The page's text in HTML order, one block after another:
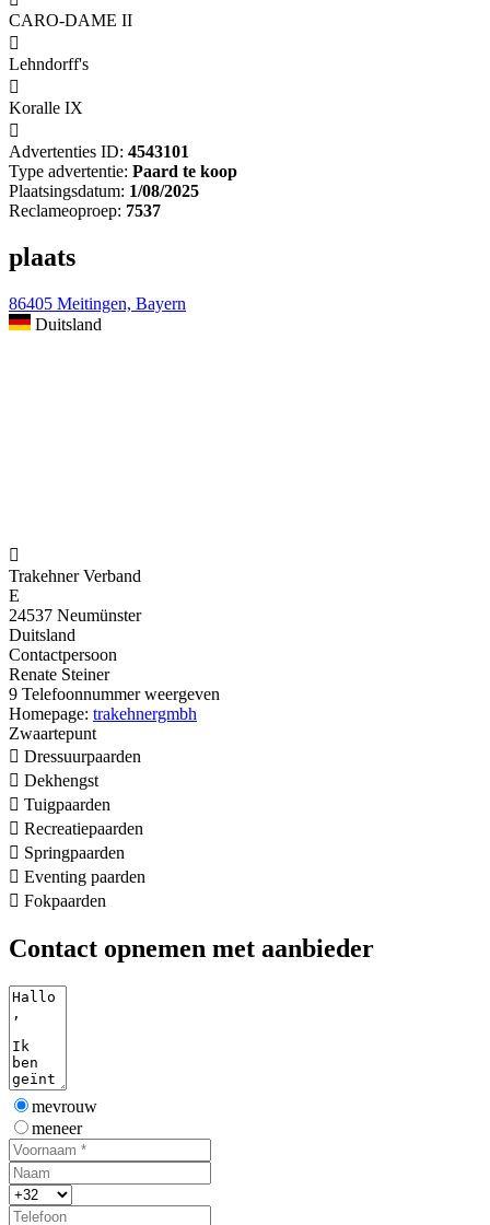
CARO-DAME II

Lehndorff's

Koralle IX

Advertenties ID: 4543101
Type advertentie: Paard te koop
Plaatsingsdatum: 1/08/2025
Reclameoproep: 7537
plaats
86405 Meitingen, Bayern
Duitsland

Trakehner Verband
E
24537 Neumünster
Duitsland
Contactpersoon
Renate Steiner
9 Telefoonnummer weergeven
Homepage: trakehnergmbh
Zwaartepunt
 Dressuurpaarden
 Dekhengst
 Tuigpaarden
 Recreatiepaarden
 Springpaarden
 Eventing paarden
 Fokpaarden
Contact opnemen met aanbieder
mevrouw
meneer